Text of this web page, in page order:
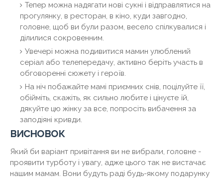
Тепер можна надягати нові сукні і відправлятися на
прогулянку, в ресторан, в кіно, куди завгодно,
головне, щоб ви були разом, весело спілкувалися і
ділилися сокровенним.
Увечері можна подивитися мамин улюблений
серіал або телепередачу, активно беріть участь в
обговоренні сюжету і героїв.
На ніч побажайте мамі приємних снів, поцілуйте її,
обійміть, скажіть, як сильно любите і цінуєте їй,
дякуйте цю жінку за все, попросіть вибачення за
заподіяні кривди.
висновок
Який би варіант привітання ви не вибрали, головне -
проявити турботу і увагу, адже цього так не вистачає
нашим мамам. Вони будуть раді будь-якому подарунку